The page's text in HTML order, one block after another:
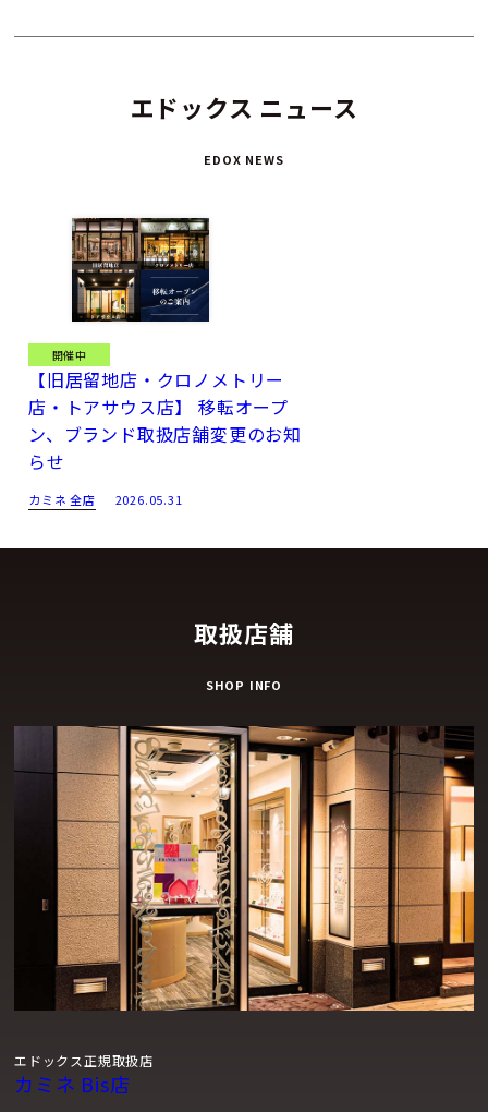
エドックス ニュース
EDOX NEWS
開催中
【旧居留地店・クロノメトリー
店・トアサウス店】 移転オープ
ン、ブランド取扱店舗変更のお知
らせ
カミネ 全店 2026.05.31
取扱店舗
SHOP INFO
エドックス正規取扱店
カミネ Bis店